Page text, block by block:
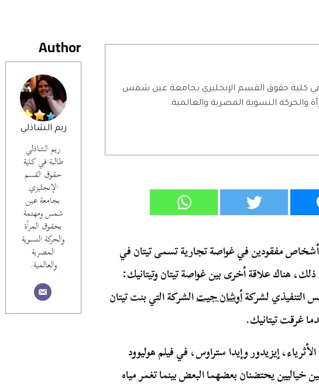
Author
ريم الشاذلي
ريم الشاذلي
طالبة في كلية
حقوق القسم
الإنجليزي
بجامعة عين
شمس ومهتمة
بحقوق المرأة
والحركة النسوية
المصرية
والعالمية.
في كلية حقوق القسم الإنجليزي بجامعة عين شمس
والحركة النسوية المصرية والعالمية.
مفقودين في غواصة تجارية تسمى تيتان في
هناك علاقة أخرى بين غواصة تيتان وتيتانيك:
التنفيذي لشركةأوشان جيتالشركة التي بنت تيتان
غرقت تيتانيك.
إيزيدور وإيدا ستراوس، في فيلم هوليوود
1997 كزوجين مسنين خياليين يحتضنان بعضهما البعض بينما تغمر مياه